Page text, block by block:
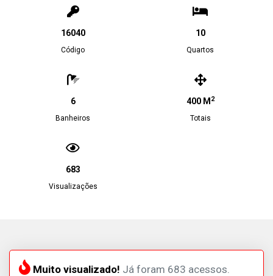
16040
Código
10
Quartos
6
Banheiros
400 M 2
Totais
683
Visualizações
Muito visualizado! Já foram 683 acessos.